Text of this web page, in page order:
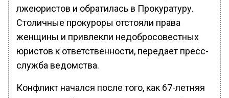
лжеюристов и обратилась в Прокуратуру.
Столичные прокуроры отстояли права
женщины и привлекли недобросовестных
юристов к ответственности, передает пресс-
служба ведомства.
Конфликт начался после того, как 67-летняя